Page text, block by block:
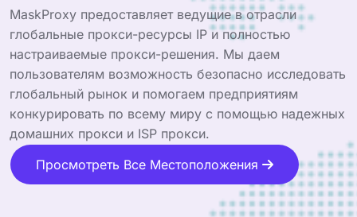
MaskProxy предоставляет ведущие в отрасли
глобальные прокси-ресурсы IP и полностью
настраиваемые прокси-решения. Мы даем
пользователям возможность безопасно исследовать
глобальный рынок и помогаем предприятиям
конкурировать по всему миру с помощью надежных
домашних прокси и ISP прокси.
Просмотреть Все Местоположения